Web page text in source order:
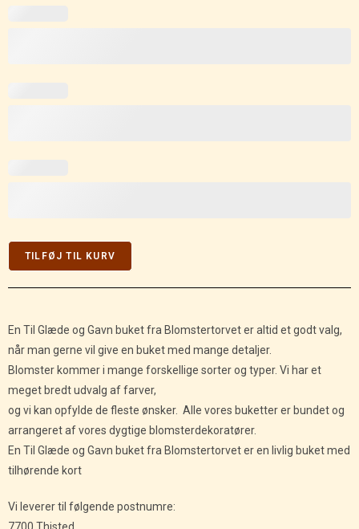
TILFØJ TIL KURV
En Til Glæde og Gavn buket fra Blomstertorvet er altid et godt valg,
når man gerne vil give en buket med mange detaljer.
Blomster kommer i mange forskellige sorter og typer. Vi har et
meget bredt udvalg af farver,
og vi kan opfylde de fleste ønsker. Alle vores buketter er bundet og
arrangeret af vores dygtige blomsterdekoratører.
En Til Glæde og Gavn buket fra Blomstertorvet er en livlig buket med
tilhørende kort
Vi leverer til følgende postnumre:
7700 Thisted